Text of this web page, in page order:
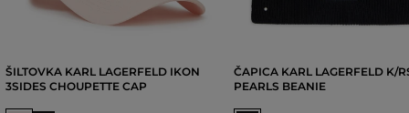
ŠILTOVKA KARL LAGERFELD IKON
3SIDES CHOUPETTE CAP
ČAPICA KARL LAGERFELD K/
PEARLS BEANIE